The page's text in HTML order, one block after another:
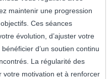
maintenir une progression
Ces séances
évolution, d’ajuster votre
d’un soutien continu
La régularité des
votre motivation et à renforcer